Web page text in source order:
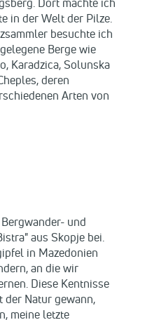
Dort machte ich
in der Welt der Pilze.
besuchte ich
Berge wie
Karadzica, Solunska
deren
Arten von
und
aus Skopje bei.
in Mazedonien
an die wir
Diese Kentnisse
der Natur gewann,
meine letzte